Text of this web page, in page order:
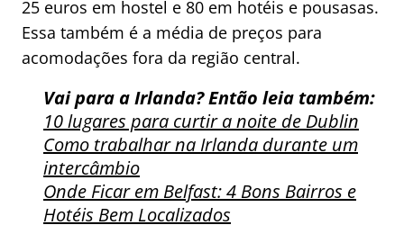
25 euros em hostel e 80 em hotéis e pousasas.
Essa também é a média de preços para
acomodações fora da região central.
Vai para a Irlanda? Então leia também:
10 lugares para curtir a noite de Dublin
Como trabalhar na Irlanda durante um
intercâmbio
Onde Ficar em Belfast: 4 Bons Bairros e
Hotéis Bem Localizados